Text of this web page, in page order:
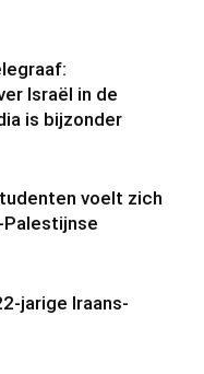
Israël in de
is bijzonder
voelt zich
jarige Iraans-